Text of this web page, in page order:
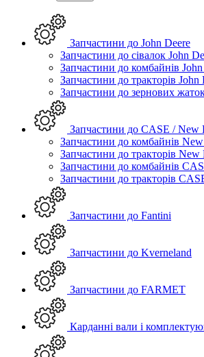
Запчастини до John Deere
Запчастини до сівалок John
Запчастини до комбайнів
Запчастини до тракторів John
Запчастини до зернових
Запчастини до CASE / New
Запчастини до комбайнів
Запчастини до тракторів New
Запчастини до комбайнів
Запчастини до тракторів
Запчастини до Fantini
Запчастини до Kverneland
Запчастини до FARMET
Карданні вали і